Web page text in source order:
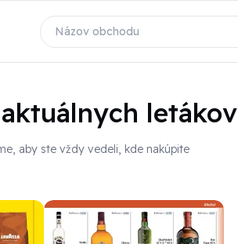
letákov
aby ste vždy vedeli, kde nakúpite